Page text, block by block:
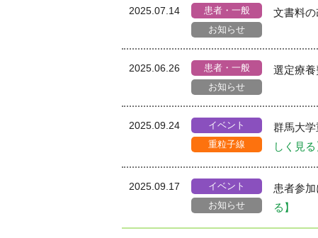
2025.07.14
患者・一般
お知らせ
文書料
2025.06.26
患者・一般
お知らせ
選定療
2025.09.24
イベント
重粒子線
群⾺⼤
しく見る
2025.09.17
イベント
お知らせ
患者参
る】